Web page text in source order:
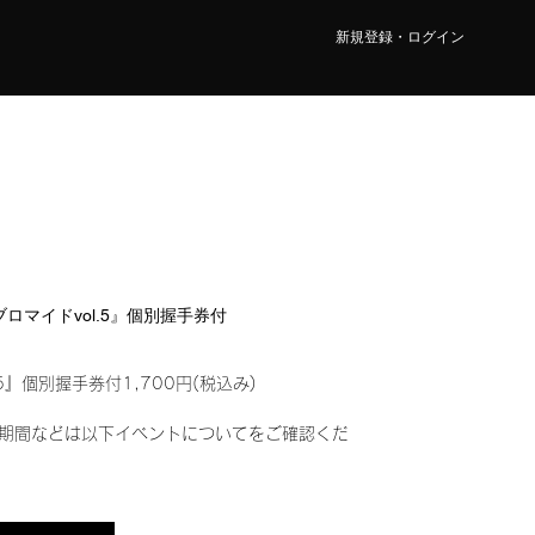
新規登録・ログイン
マイドvol.5』個別握手券付
』個別握手券付1,700円(税込み)
間などは以下イベントについてをご確認くだ